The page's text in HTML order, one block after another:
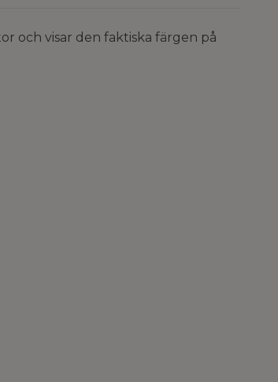
och visar den faktiska färgen på